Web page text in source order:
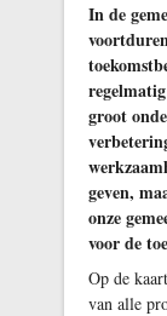
In de
groot
geven,
onze
voor de
Op de
van alle